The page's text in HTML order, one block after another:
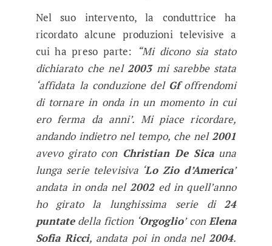
Nel suo intervento, la conduttrice ha
ricordato alcune produzioni televisive a
cui ha preso parte:
“Mi dicono sia stato
dichiarato che nel 2003mi sarebbe stata
‘affidata la conduzione del Gfoffrendomi
di tornare in onda in un momento in cui
ero ferma da anni’. Mi piace ricordare,
andando indietro nel tempo, che nel2001
avevo girato con Christian De Sicauna
lunga serie televisiva ‘Lo Zio d’America’
andata in onda nel2002ed in quell’anno
ho girato la lunghissima serie di24
puntatedella fiction ‘Orgoglio’ conElena
Sofia Ricci, andata poi in onda nel 2004.